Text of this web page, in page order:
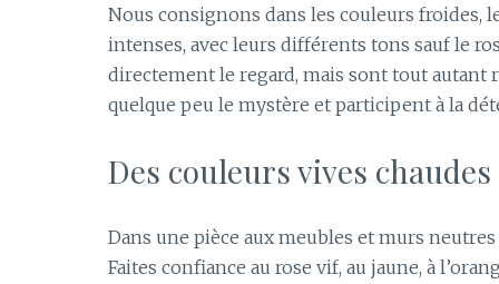
Nous consignons dans les couleurs froides,
intenses, avec leurs différents tons sauf le
directement le regard, mais sont tout autant
quelque peu le mystère et participent à la
Des couleurs vives chaudes
Dans une pièce aux meubles et murs
Faites confiance au rose vif, au jaune, à